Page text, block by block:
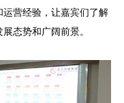
营经验，让嘉宾们了解
态势和广阔前景。